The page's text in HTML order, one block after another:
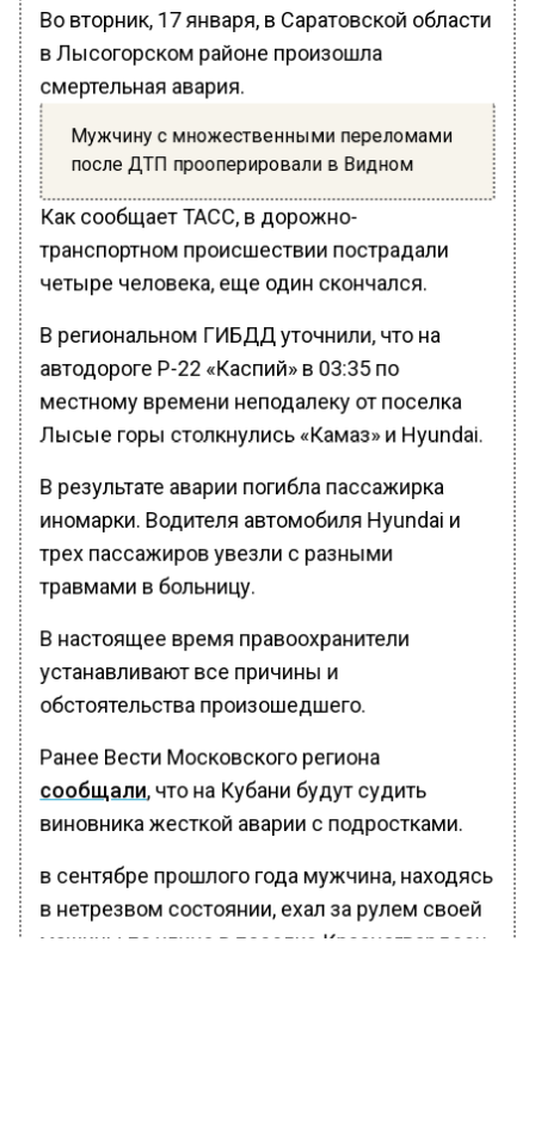
Во вторник, 17 января, в Саратовской области
в Лысогорском районе произошла
смертельная авария.
Мужчину с множественными переломами
после ДТП прооперировали в Видном
Как сообщает ТАСС, в дорожно-
транспортном происшествии пострадали
четыре человека, еще один скончался.
В региональном ГИБДД уточнили, что на
автодороге Р-22 «Каспий» в 03:35 по
местному времени неподалеку от поселка
Лысые горы столкнулись «Камаз» и Hyundai.
В результате аварии погибла пассажирка
иномарки. Водителя автомобиля Hyundai и
трех пассажиров увезли с разными
травмами в больницу.
В настоящее время правоохранители
устанавливают все причины и
обстоятельства произошедшего.
Ранее Вести Московского региона
сообщали, что на Кубани будут судить
виновника жесткой аварии с подростками.
в сентябре прошлого года мужчина, находясь
в нетрезвом состоянии, ехал за рулем своей
машины по улице в поселке Красногвардеец.